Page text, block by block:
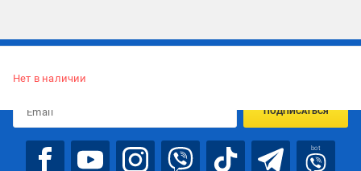
Нет в наличии
ПОДПИСАТЬСЯ
bot